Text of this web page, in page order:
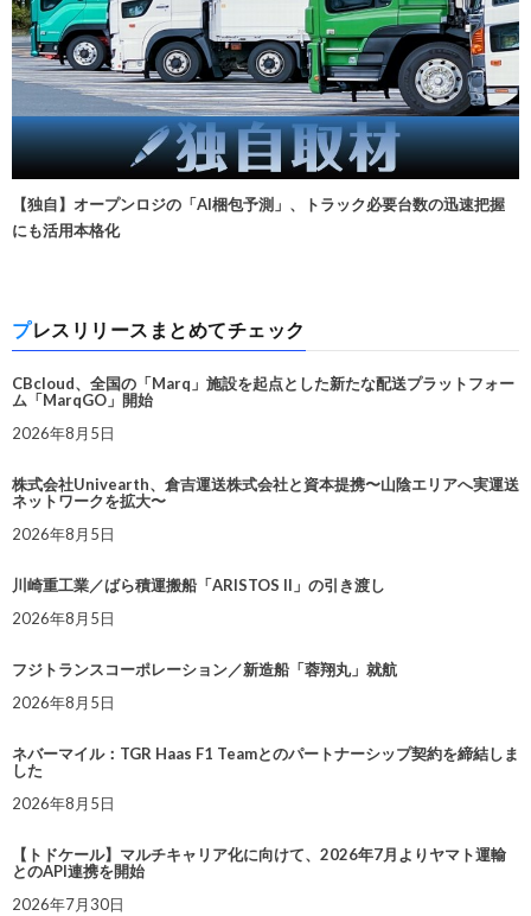
【独自】オープンロジの「AI梱包予測」、トラック必要台数の迅速把握
にも活用本格化
プレスリリースまとめてチェック
CBcloud、全国の「Marq」施設を起点とした新たな配送プラットフォー
ム「MarqGO」開始
2026年8月5日
株式会社Univearth、倉吉運送株式会社と資本提携〜山陰エリアへ実運送
ネットワークを拡大〜
2026年8月5日
川崎重工業／ばら積運搬船「ARISTOS II」の引き渡し
2026年8月5日
フジトランスコーポレーション／新造船「蓉翔丸」就航
2026年8月5日
ネバーマイル：TGR Haas F1 Teamとのパートナーシップ契約を締結しま
した
2026年8月5日
【トドケール】マルチキャリア化に向けて、2026年7月よりヤマト運輸
とのAPI連携を開始
2026年7月30日